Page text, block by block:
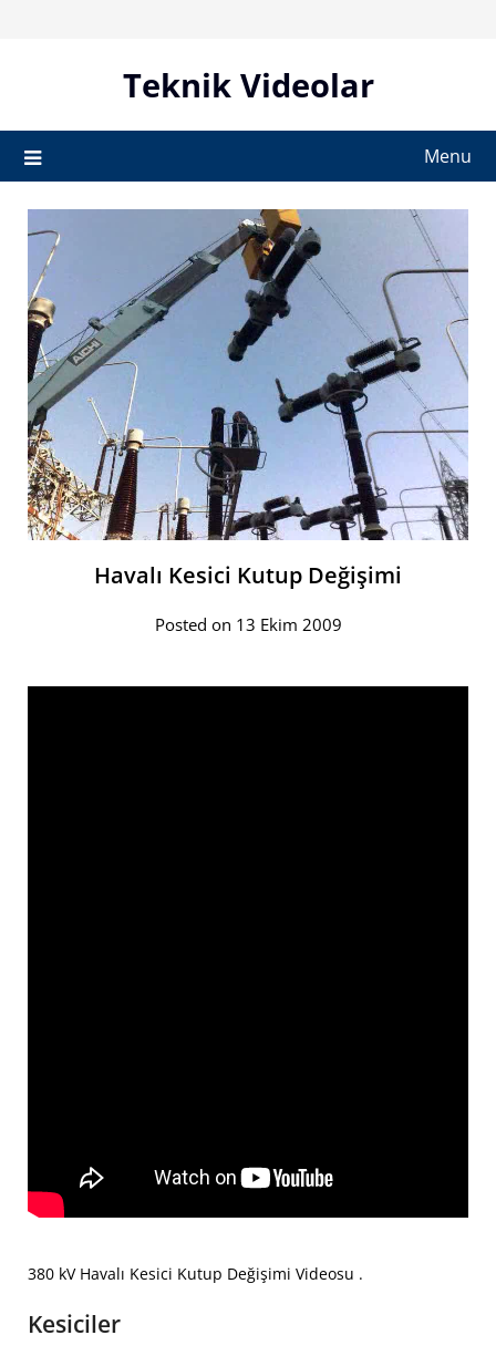
Teknik Videolar
Menu
Havalı Kesici Kutup Değişimi
Posted on 13 Ekim 2009
380 kV Havalı Kesici Kutup Değişimi Videosu .
Kesiciler